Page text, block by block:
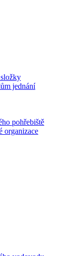
jednání
pohřebiště
organizace